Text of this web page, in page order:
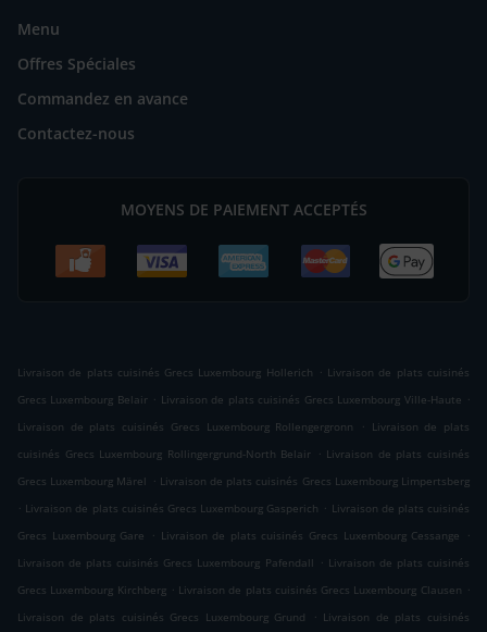
Menu
Offres Spéciales
Commandez en avance
Contactez-nous
MOYENS DE PAIEMENT ACCEPTÉS
Livraison de plats cuisinés Grecs Luxembourg Hollerich . Livraison de plats cuisinés
Grecs Luxembourg Belair . Livraison de plats cuisinés Grecs Luxembourg Ville-Haute .
Livraison de plats cuisinés Grecs Luxembourg Rollengergronn
. Livraison de plats
cuisinés Grecs Luxembourg Rollingergrund-North Belair . Livraison de plats cuisinés
Grecs Luxembourg Märel . Livraison de plats cuisinés Grecs Luxembourg Limpertsberg
. Livraison de plats cuisinés Grecs Luxembourg Gasperich . Livraison de plats cuisinés
Grecs Luxembourg Gare
. Livraison de plats cuisinés Grecs Luxembourg Cessange
.
Livraison de plats cuisinés Grecs Luxembourg Pafendall . Livraison de plats cuisinés
Grecs Luxembourg Kirchberg . Livraison de plats cuisinés Grecs Luxembourg Clausen .
Livraison de plats cuisinés Grecs Luxembourg Grund
. Livraison de plats cuisinés